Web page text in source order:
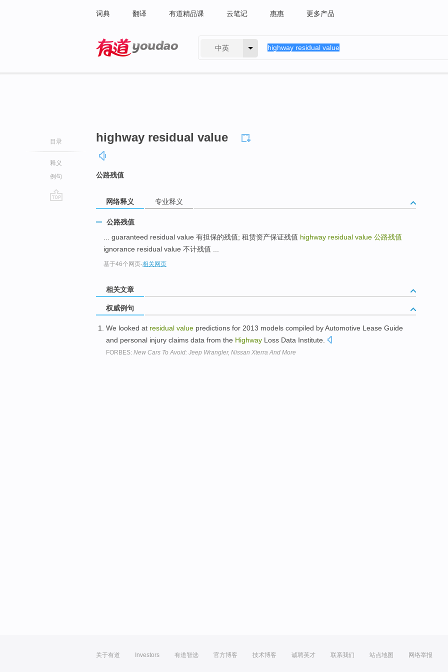
词典 翻译 有道精品课 云笔记 惠惠 更多产品
中英
目录
释义
例句
highway residual value
公路残值
网络释义 专业释义
公路残值
... guaranteed residual value 有担保的残值; 租赁资产保证残值 highway residual value 公路残值
ignorance residual value 不计残值 ...
基于46个网页-相关网页
相关文章
权威例句
We looked at residual value predictions for 2013 models compiled by Automotive Lease Guide
and personal injury claims data from the Highway Loss Data Institute.
FORBES: New Cars To Avoid: Jeep Wrangler, Nissan Xterra And More
关于有道 Investors 有道智选 官方博客 技术博客 诚聘英才 联系我们 站点地图 网络举报